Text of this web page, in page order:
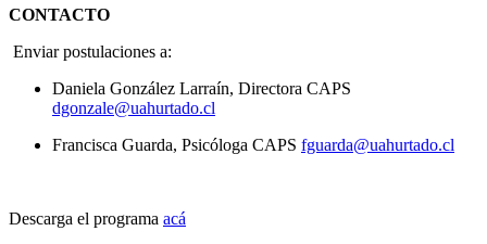
CONTACTO
Enviar postulaciones a:
Daniela González Larraín, Directora CAPS
dgonzale@uahurtado.cl
Francisca Guarda, Psicóloga CAPS fguarda@uahurtado.cl
Descarga el programa acá